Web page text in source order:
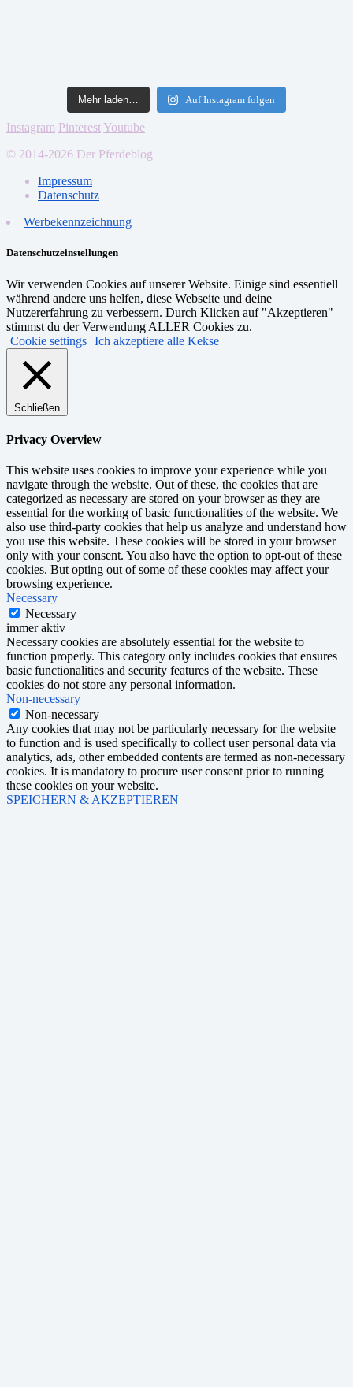
Mehr laden… Auf Instagram folgen
Instagram PinterestYoutube
© 2014-2026 Der Pferdeblog
Impressum
Datenschutz
Werbekennzeichnung
Datenschutzeinstellungen
Wir verwenden Cookies auf unserer Website. Einige sind essentiell
während andere uns helfen, diese Webseite und deine
Nutzererfahrung zu verbessern. Durch Klicken auf "Akzeptieren"
stimmst du der Verwendung ALLER Cookies zu.
Cookie settings Ich akzeptiere alle Kekse
Schließen
Privacy Overview
This website uses cookies to improve your experience while you
navigate through the website. Out of these, the cookies that are
categorized as necessary are stored on your browser as they are
essential for the working of basic functionalities of the website. We
also use third-party cookies that help us analyze and understand how
you use this website. These cookies will be stored in your browser
only with your consent. You also have the option to opt-out of these
cookies. But opting out of some of these cookies may affect your
browsing experience.
Necessary
Necessary
immer aktiv
Necessary cookies are absolutely essential for the website to
function properly. This category only includes cookies that ensures
basic functionalities and security features of the website. These
cookies do not store any personal information.
Non-necessary
Non-necessary
Any cookies that may not be particularly necessary for the website
to function and is used specifically to collect user personal data via
analytics, ads, other embedded contents are termed as non-necessary
cookies. It is mandatory to procure user consent prior to running
these cookies on your website.
SPEICHERN & AKZEPTIEREN